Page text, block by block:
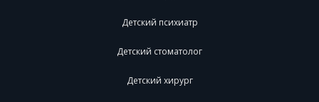
Детский психиатр
Детский стоматолог
Детский хирург